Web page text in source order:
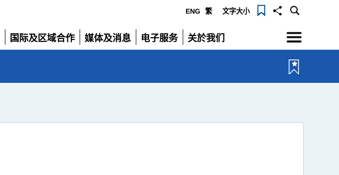
ENG 繁 文字大小
国际及区域合作
展
媒体及消息
展
电子服务
展
关於我们
展
选
单